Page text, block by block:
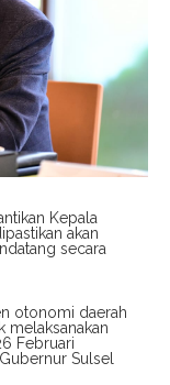
Kepala
akan
secara
otonomi daerah
melaksanakan
Februari
Sulsel